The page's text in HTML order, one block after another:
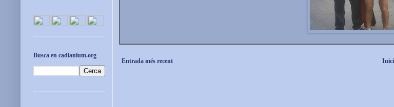
Entrada més recent Inici
Busca en cadianium.org